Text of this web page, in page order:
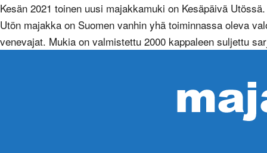
Kesän 2021 toinen uusi majakkamuki on Kesäpäivä
Utön majakka on Suomen vanhin yhä toiminnassa oleva
venevajat. Mukia on valmistettu 2000 kappaleen suljettu